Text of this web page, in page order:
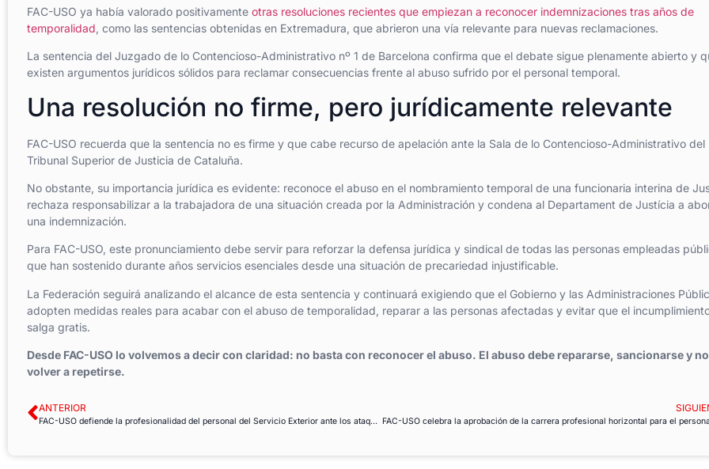
FAC-USO ya había valorado positivamente otras resoluciones recientes que empiezan a reconocer indemnizaciones tras años de
temporalidad, como las sentencias obtenidas en Extremadura, que abrieron una vía relevante para nuevas reclamaciones.
La sentencia del Juzgado de lo Contencioso-Administrativo nº 1 de Barcelona confirma que el debate sigue plenamente abierto y
existen argumentos jurídicos sólidos para reclamar consecuencias frente al abuso sufrido por el personal temporal.
Una resolución no firme, pero jurídicamente relevante
FAC-USO recuerda que la sentencia no es firme y que cabe recurso de apelación ante la Sala de lo Contencioso-Administrativo del
Tribunal Superior de Justicia de Cataluña.
No obstante, su importancia jurídica es evidente: reconoce el abuso en el nombramiento temporal de una funcionaria interina de
rechaza responsabilizar a la trabajadora de una situación creada por la Administración y condena al Departament de Justícia a
una indemnización.
Para FAC-USO, este pronunciamiento debe servir para reforzar la defensa jurídica y sindical de todas las personas empleadas
que han sostenido durante años servicios esenciales desde una situación de precariedad injustificable.
La Federación seguirá analizando el alcance de esta sentencia y continuará exigiendo que el Gobierno y las Administraciones
adopten medidas reales para acabar con el abuso de temporalidad, reparar a las personas afectadas y evitar que el
salga gratis.
Desde FAC-USO lo volvemos a decir con claridad: no basta con reconocer el abuso. El abuso debe repararse, sancionarse y no
volver a repetirse.
ANTERIOR
FAC-USO defiende la profesionalidad del personal del Servicio Exterior ante los ataques a su trabajo